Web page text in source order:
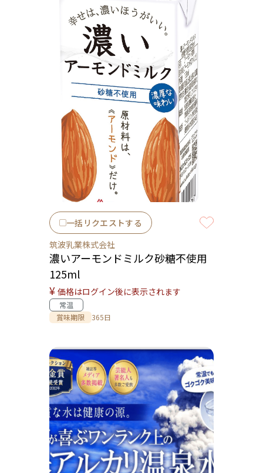
一括リクエストする
筑波乳業株式会社
濃いアーモンドミルク砂糖不使用
125ml
¥ 価格はログイン後に表示されます
常温
賞味期限
365日